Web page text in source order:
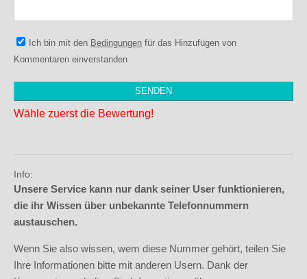
Ich bin mit den Bedingungen für das Hinzufügen von
Kommentaren einverstanden
Wähle zuerst die Bewertung!
Info:
Unsere Service kann nur dank seiner User funktionieren,
die ihr Wissen über unbekannte Telefonnummern
austauschen.
Wenn Sie also wissen, wem diese Nummer gehört, teilen Sie
Ihre Informationen bitte mit anderen Usern. Dank der